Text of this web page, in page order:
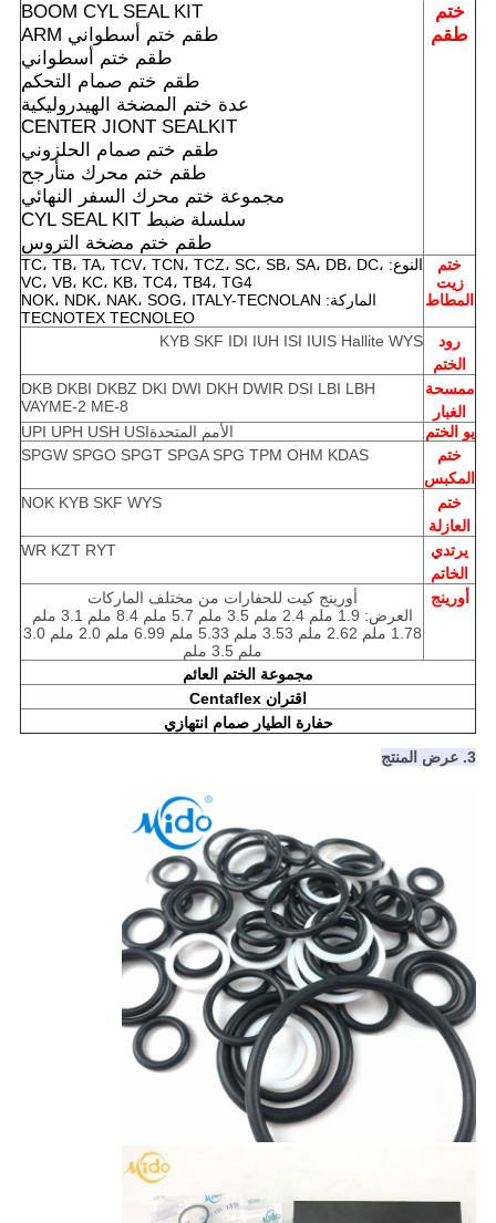
ختم
طقم
BOOM CYL SEAL KIT
طقم ختم أسطواني ARM
طقم ختم أسطواني
طقم ختم صمام التحكم
عدة ختم المضخة الهيدروليكية
CENTER JIONT SEALKIT
طقم ختم صمام الحلزوني
طقم ختم محرك متأرجح
مجموعة ختم محرك السفر النهائي
سلسلة ضبط CYL SEAL KIT
طقم ختم مضخة التروس
ختم
زيت
المطاط
النوع: TC، TB، TA، TCV، TCN، TCZ، SC، SB، SA، DB، DC،
VC، VB، KC، KB، TC4، TB4، TG4
الماركة: NOK، NDK، NAK، SOG، ITALY-TECNOLAN
TECNOTEX TECNOLEO
رود
الختم
KYB SKF IDI IUH ISI IUIS Hallite WYS
ممسحة
الغبار
DKB DKBI DKBZ DKI DWI DKH DWIR DSI LBI LBH
VAYME-2 ME-8
يو الختم
الأمم المتحدةUPI UPH USH USI
ختم
المكبس
SPGW SPGO SPGT SPGA SPG TPM OHM KDAS
ختم
العازلة
NOK KYB SKF WYS
يرتدي
الخاتم
WR KZT RYT
أورينج
أورينج كيت للحفارات من مختلف الماركات
العرض: 1.9 ملم 2.4 ملم 3.5 ملم 5.7 ملم 8.4 ملم 3.1 ملم
1.78 ملم 2.62 ملم 3.53 ملم 5.33 ملم 6.99 ملم 2.0 ملم 3.0
ملم 3.5 ملم
مجموعة الختم العائم
اقتران Centaflex
حفارة الطيار صمام انتهازي
3. عرض المنتج